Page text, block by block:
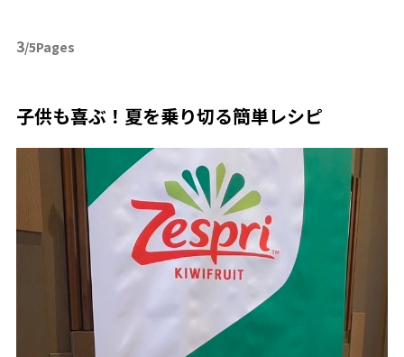
3/5Pages
子供も喜ぶ！夏を乗り切る簡単レシピ